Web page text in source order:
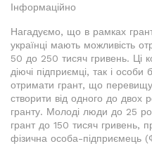
Інформаційно
Нагадуємо, що в рамках
українці мають можливість
50 до 250 тисяч гривень. Ці
діючі підприємці, так і особи
отримати грант, що
створити від одного до двох
гранту. Молоді люди до 25
грант до 150 тисяч гривень,
фізична особа-